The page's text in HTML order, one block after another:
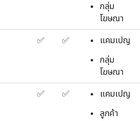
กลุ่ม
โฆษณา
✅ ✅
แคมเปญ
กลุ่ม
โฆษณา
✅ ✅
แคมเปญ
ลูกค้า